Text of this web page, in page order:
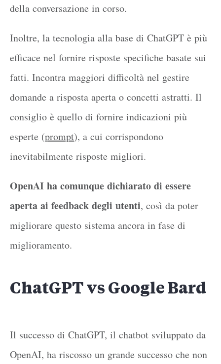
della conversazione in corso.
Inoltre, la tecnologia alla base di ChatGPT è più
efficace nel fornire risposte specifiche basate sui
fatti. Incontra maggiori difficoltà nel gestire
domande a risposta aperta o concetti astratti. Il
consiglio è quello di fornire indicazioni più
esperte (prompt), a cui corrispondono
inevitabilmente risposte migliori.
OpenAI ha comunque dichiarato di essere
aperta ai feedback degli utenti, così da poter
migliorare questo sistema ancora in fase di
miglioramento.
ChatGPT vs Google Bard
Il successo di ChatGPT, il chatbot sviluppato da
OpenAI, ha riscosso un grande successo che non